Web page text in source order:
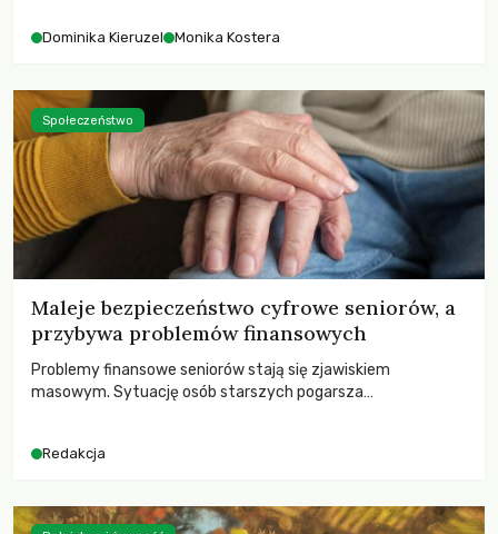
Dominika Kieruzel Monika Kostera
Maleje bezpieczeństwo cyfrowe seniorów, a
przybywa problemów finansowych
Problemy finansowe seniorów stają się zjawiskiem
masowym. Sytuację osób starszych pogarsza
Redakcja
Społeczeństwo